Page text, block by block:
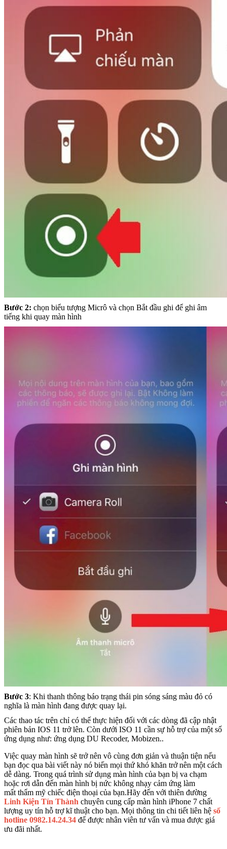
Bước 2: chọn biểu tượng Micrô và chọn Bắt đầu ghi để ghi âm
tiếng khi quay màn hình
Bước 3: Khi thanh thông báo trạng thái pin sóng sáng màu đỏ có
nghĩa là màn hình đang được quay lại.
Các thao tác trên chỉ có thế thực hiện đối với các dòng đã cập nhật
phiên bản IOS 11 trở lên. Còn dưới ISO 11 cần sự hỗ trợ của một số
ứng dụng như: ứng dụng DU Recoder, Mobizen..
Việc quay màn hình sẽ trở nên vô cùng đơn giản và thuận tiện nếu
bạn đọc qua bài viết này nó biến mọi thứ khó khăn trở nên một cách
dễ dàng. Trong quá trình sử dụng màn hình của bạn bị va chạm
hoặc rơi dẫn đến màn hình bị nức không nhạy cảm ứng làm
mất thẩm mỹ chiếc điện thoại của bạn.Hãy đến với thiên đường
Linh Kiện Tín Thành chuyên cung cấp màn hình iPhone 7 chất
lượng uy tín hỗ trợ kĩ thuật cho bạn. Mọi thông tin chi tiết liên hệ số
hotline 0982.14.24.34 để được nhân viên tư vấn và mua được giá
ưu đãi nhất.